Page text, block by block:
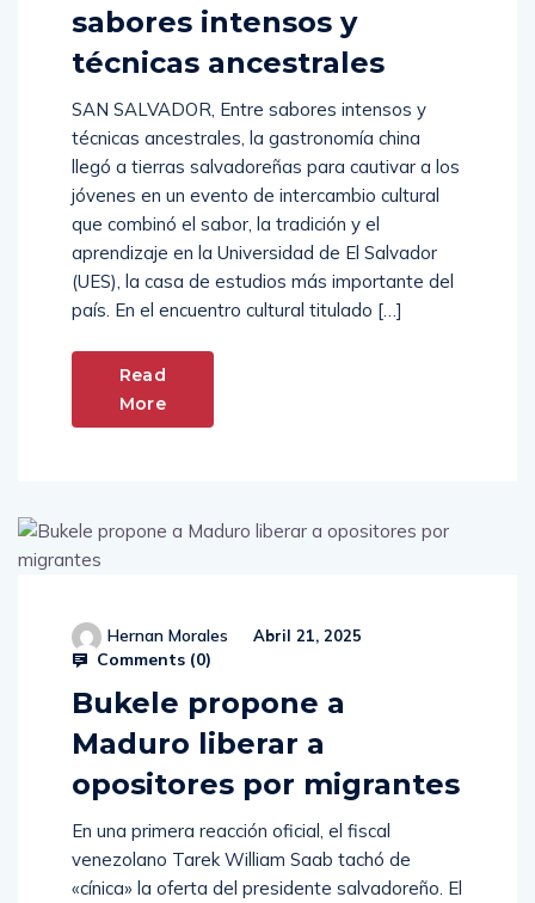
sabores intensos y
técnicas ancestrales
SAN SALVADOR, Entre sabores intensos y
técnicas ancestrales, la gastronomía china
llegó a tierras salvadoreñas para cautivar a los
jóvenes en un evento de intercambio cultural
que combinó el sabor, la tradición y el
aprendizaje en la Universidad de El Salvador
(UES), la casa de estudios más importante del
país. En el encuentro cultural titulado […]
Read
More
Hernan Morales Abril 21, 2025
Comments (0)
Bukele propone a
Maduro liberar a
opositores por migrantes
En una primera reacción oficial, el fiscal
venezolano Tarek William Saab tachó de
«cínica» la oferta del presidente salvadoreño. El